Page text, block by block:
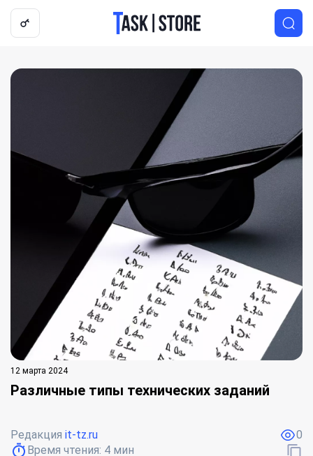
Логотип
12 марта 2024
Различные типы технических заданий
Редакция it-tz.ru
Время чтения: 4 мин
0